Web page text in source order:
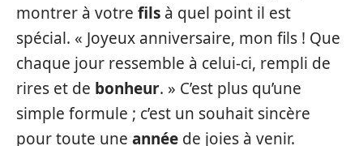
montrer à votre fils à quel point il est
spécial. « Joyeux anniversaire, mon fils ! Que
chaque jour ressemble à celui-ci, rempli de
rires et de bonheur. » C’est plus qu’une
simple formule ; c’est un souhait sincère
pour toute une année de joies à venir.